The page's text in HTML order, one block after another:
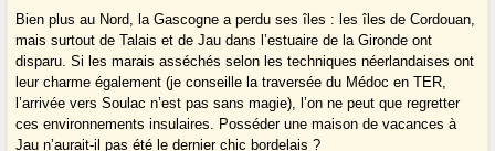
Bien plus au Nord, la Gascogne a perdu ses îles : les îles de Cordouan,
mais surtout de Talais et de Jau dans l’estuaire de la Gironde ont
disparu. Si les marais asséchés selon les techniques néerlandaises ont
leur charme également (je conseille la traversée du Médoc en TER,
l’arrivée vers Soulac n’est pas sans magie), l’on ne peut que regretter
ces environnements insulaires. Posséder une maison de vacances à
Jau n’aurait-il pas été le dernier chic bordelais ?